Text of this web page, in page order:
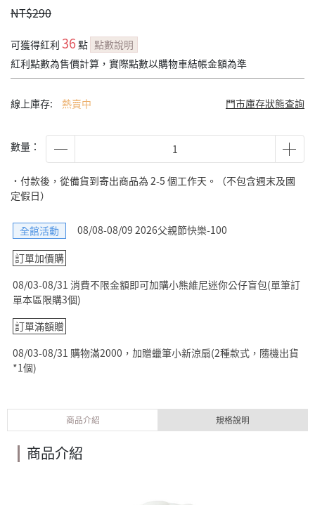
NT$290
可獲得紅利 36點 點數說明
紅利點數為售價計算，實際點數以購物車結帳金額為準
線上庫存: 熱賣中 門市庫存狀態查詢
數量：
˙付款後，從備貨到寄出商品為 2-5 個工作天。（不包含週末及國
定假日）
全館活動
08/08-08/09 2026父親節快樂-100
訂單加價購
08/03-08/31 消費不限金額即可加購小熊維尼迷你公仔盲包(單筆訂
單本區限購3個)
訂單滿額贈
08/03-08/31 購物滿2000，加贈蠟筆小新涼扇(2種款式，隨機出貨
*1個)
商品介紹 規格說明
商品介紹